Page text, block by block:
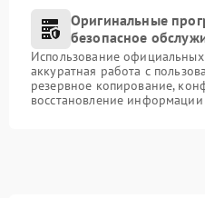
Оригинальные
безопасное
Использование
аккуратная работа с
резервное копирование,
восстановление